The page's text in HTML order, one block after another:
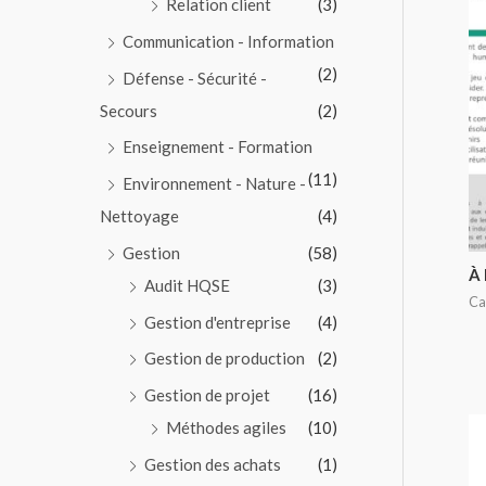
Relation client
(3)
Communication - Information
(2)
Défense - Sécurité -
Secours
(2)
Enseignement - Formation
(11)
Environnement - Nature -
Nettoyage
(4)
Gestion
(58)
Audit HQSE
(3)
Gestion d'entreprise
(4)
Gestion de production
(2)
Gestion de projet
(16)
Méthodes agiles
(10)
Gestion des achats
(1)
À